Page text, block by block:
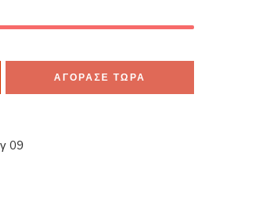
ΑΓΟΡΑΣΕ ΤΩΡΑ
09